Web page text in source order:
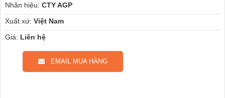
Nhãn hiệu: CTY AGP
Xuất xứ: Việt Nam
Giá: Liên hệ
EMAIL MUA HÀNG